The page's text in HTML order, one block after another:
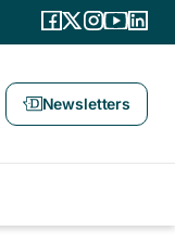
Newsletters